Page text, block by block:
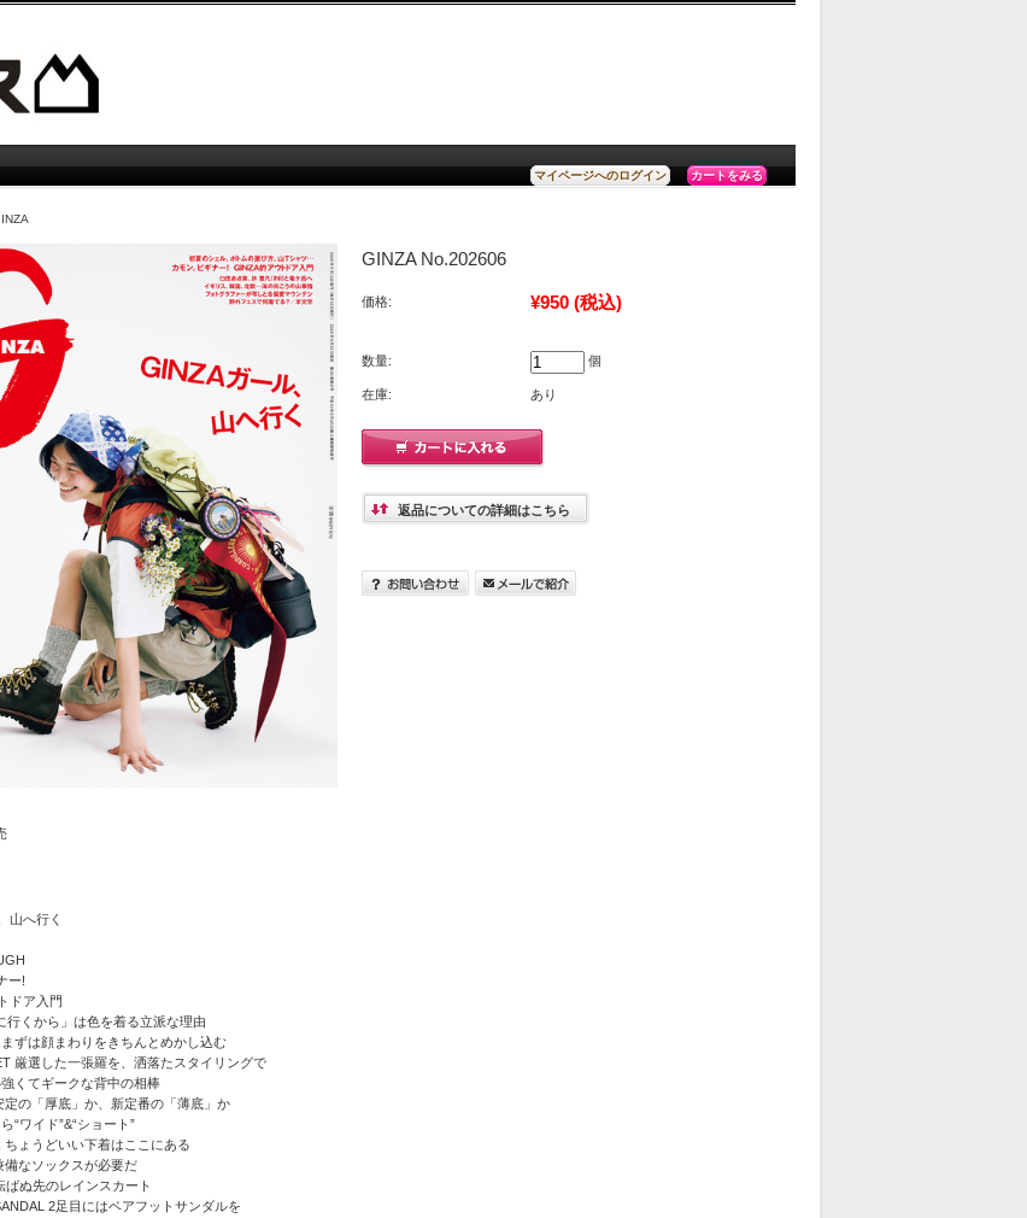
マイページへのログイン カートをみる
GINZA No.202606
価格: ¥950 (税込)
数量: 個
在庫: あり
返品についての詳細はこちら
山へ行く
ー!
ドア入門
行くから」は色を着る立派な理由
ずは顔まわりをきちんとめかし込む
厳選した一張羅を、洒落たスタイリングで
強くてギークな背中の相棒
定の「厚底」か、新定番の「薄底」か
“ワイド”&“ショート”
ちょうどいい下着はここにある
備なソックスが必要だ
ばぬ先のレインスカート
2足目にはベアフットサンダルを